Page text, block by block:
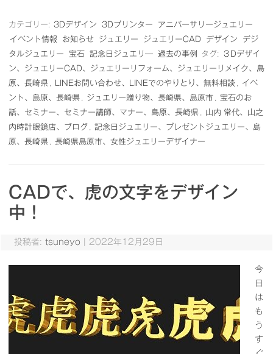
カテゴリー: 3Dデザイン 3Dプリンター
アニバーサリージュエリー
イベント情報
お知らせ ジュエリー ジュエリーCAD デザイン
デジ
タルジュエリー
宝石 記念日ジュエリ― 過去の事例 タグ:
３Dデザイ
ン、ジュエリーCAD、ジュエリーリフォーム、ジュエリーリメイク、島
原、長崎県
LINEお問い合わせ、LINEでのやりとり、無料相談
イベ
ント、島原、長崎県
ジュエリー贈り物、長崎県、島原市
宝石のお
話、セミナー、セミナー講師、マナー、島原、長崎県
山内 常代、山之
内時計眼鏡店、ブログ
記念日ジュエリー、プレゼントジュエリー、島
原、長崎県
長崎県島原市、女性ジュエリーデザイナー
CADで、虎の文字をデザイン
中！
投稿者: tsuneyo 2022年12月29日
今
日
は
も
う
す